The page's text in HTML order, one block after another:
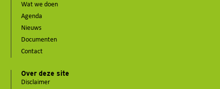
Wat we doen
Agenda
Nieuws
Documenten
Contact
Over deze site
Disclaimer